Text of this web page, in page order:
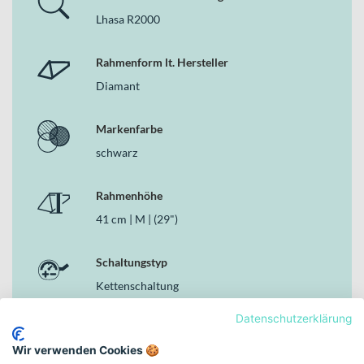
leistungsstarken Begleiter auf Alltagstouren und sportlichen
Offroad-Runden.
Deine Vorteile
BOSCH Performance Line CX Motor mit 800 Wh PowerTube
120 mm Federweg vorne und hinten dank SR SUNTOUR
Mobie34 BOOST EQ und Edge X 2CR
Hydraulische SHIMANO Deore 4-Kolben Scheibenbremsen
Linkglide Kette
SCHWALBE Smart Sam 29x2.25" Reifen für vielseitigen
Trails
Straßenzulassung mit LEZYNE Power STVZO E115 Front-
Warum dieses Bike in der Kategorie E-MTB Fullys
überzeugt
Lhasa R2000
Rahmenform lt. Hersteller
Diamant
Markenfarbe
schwarz
Rahmenhöhe
41 cm | M | (29")
Schaltungstyp
Kettenschaltung
Hydraulische Scheibenbremse
Datenschutzerklärung
Wir verwenden Cookies 🍪